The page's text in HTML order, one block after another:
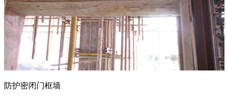
防护密闭门框墙